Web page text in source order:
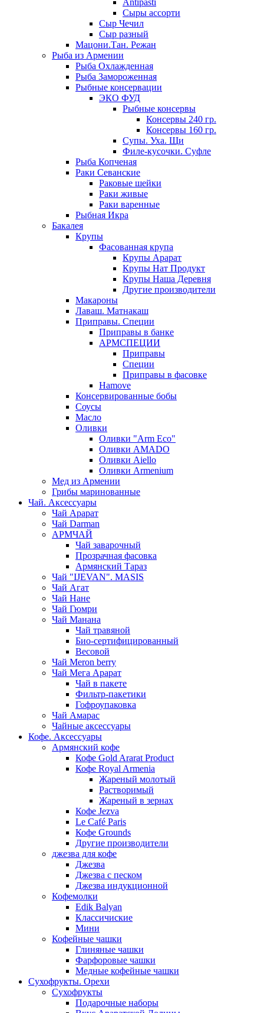
Antipasti
Сыры ассорти
Сыр Чечил
Сыр разный
Мацони.Тан. Режан
Рыба из Армении
Рыба Охлажденная
Рыба Замороженная
Рыбные консервации
ЭКО ФУД
Рыбные консервы
Консервы 240 гр.
Консервы 160 гр.
Супы. Уха. Щи
Филе-кусочки. Суфле
Рыба Копченая
Раки Севанские
Раковые шейки
Раки живые
Раки варенные
Рыбная Икра
Бакалея
Крупы
Фасованная крупа
Крупы Арарат
Крупы Нат Продукт
Крупы Наша Деревня
Другие производители
Макароны
Лаваш. Матнакаш
Приправы. Специи
Приправы в банке
АРМСПЕЦИИ
Приправы
Специи
Приправы в фасовке
Hamove
Консервированные бобы
Соусы
Масло
Оливки
Оливки "Arm Eco"
Оливки AMADO
Оливки Aiello
Оливки Armenium
Мед из Армении
Грибы маринованные
Чай. Аксессуары
Чай Арарат
Чай Darman
АРМЧАЙ
Чай заварочный
Прозрачная фасовка
Армянский Тараз
Чай "IJEVAN". MASIS
Чай Агат
Чай Нане
Чай Гюмри
Чай Манана
Чай травяной
Био-сертифицированный
Весовой
Чай Meron berry
Чай Мега Арарат
Чай в пакете
Фильтр-пакетики
Гофроупаковка
Чай Амарас
Чайные аксессуары
Кофе. Аксессуары
Армянский кофе
Кофе Gold Ararat Product
Кофе Royal Armenia
Жареный молотый
Растворимый
Жареный в зернах
Кофе Jezva
Le Café Paris
Кофе Grounds
Другие производители
джезва для кофе
Джезва
Джезва с песком
Джезва индукционной
Кофемолки
Edik Balyan
Классичиские
Мини
Кофейные чашки
Глиняные чашки
Фарфоровые чашки
Медные кофейные чашки
Сухофрукты. Орехи
Сухофрукты
Подарочные наборы